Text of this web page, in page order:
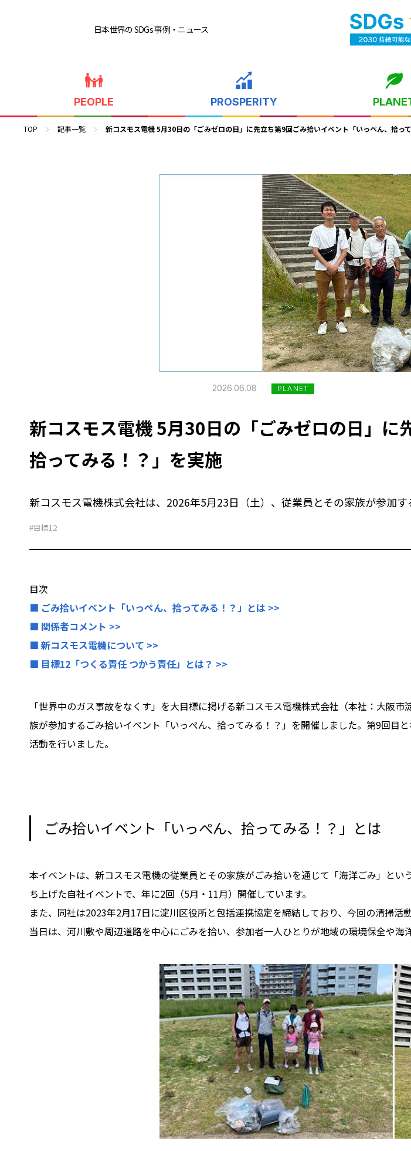
日本世界の SDGs 事例・ニュース
PEOPLE PROSPERITY
TOP 記事一覧 新コスモス電機 5月30日の「ごみゼロの日」に先立ち第9回ごみ拾いイベント「いっぺん、拾っ
2026.06.08 PLANET
新コスモス電機 5月30日の「ごみゼロの日」に
拾ってみる！？」を実施
新コスモス電機株式会社は、2026年5月23日（土）、従業員とその家族が参加
#目標12
目次
■ ごみ拾いイベント「いっぺん、拾ってみる！？」とは >>
■ 関係者コメント >>
■ 新コスモス電機について >>
■ 目標12「つくる責任 つかう責任」とは？ >>
「世界中のガス事故をなくす」を大目標に掲げる新コスモス電機株式会社（本社：大阪
族が参加するごみ拾いイベント「いっぺん、拾ってみる！？」を開催しました。第9回
活動を行いました。
ごみ拾いイベント「いっぺん、拾ってみる！？」とは
本イベントは、新コスモス電機の従業員とその家族がごみ拾いを通じて「海洋ごみ」と
ち上げた自社イベントで、年に2回（5月・11月）開催しています。
また、同社は2023年2月17日に淀川区役所と包括連携協定を締結しており、今回の清掃
当日は、河川敷や周辺道路を中心にごみを拾い、参加者一人ひとりが地域の環境保全や海